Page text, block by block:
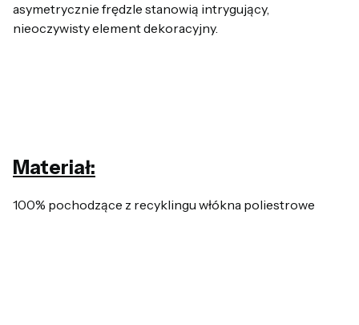
asymetrycznie frędzle stanowią intrygujący,
nieoczywisty element dekoracyjny.
Materiał:
100% pochodzące z recyklingu włókna poliestrowe